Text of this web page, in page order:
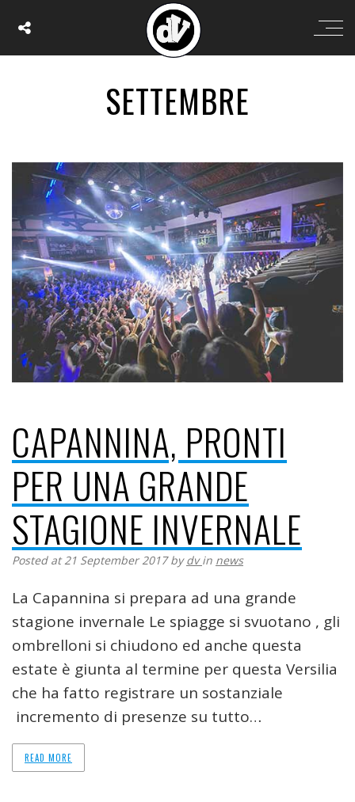
SETTEMBRE
CAPANNINA, PRONTI
PER UNA GRANDE
STAGIONE INVERNALE
Posted at 21 September 2017 bydvin news
La Capannina si prepara ad una grande
stagione invernale Le spiagge si svuotano , gli
ombrelloni si chiudono ed anche questa
estate è giunta al termine per questa Versilia
che ha fatto registrare un sostanziale
incremento di presenze su tutto…
READ MORE